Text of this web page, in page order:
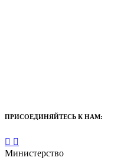
ПРИСОЕДИНЯЙТЕСЬ К НАМ:
Министерство